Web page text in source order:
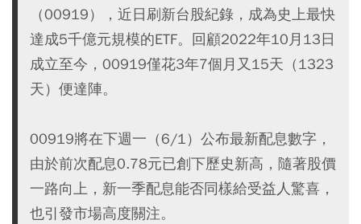
（00919），近日刷新台股紀錄，成為史上最快
達成5千億元規模的ETF。回顧2022年10月13日
成立至今，00919僅花3年7個月又15天（1323
天）便達陣。
00919將在下週一（6/1）公布最新配息數字，
由於前次配息0.78元已創下歷史新高，隨著股價
一路向上，新一季配息能否同樣給受益人驚喜，
也引發市場高度關注。